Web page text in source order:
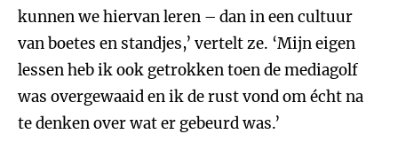
kunnen we hiervan leren – dan in een cultuur
van boetes en standjes,’ vertelt ze. ‘Mijn eigen
lessen heb ik ook getrokken toen de mediagolf
was overgewaaid en ik de rust vond om écht na
te denken over wat er gebeurd was.’